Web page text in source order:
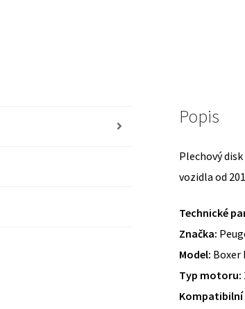
Popis
Plechový
vozidla od
Technické
Značka:
Model: Boxer
Typ motoru:
Kompatibilní